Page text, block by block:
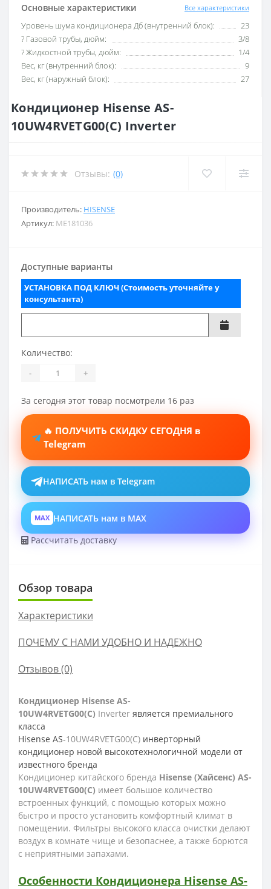
Основные характеристики Все характеристики
Уровень шума кондиционера Дб (внутренний блок):
23
? Газовой трубы, дюйм:
3/8
? Жидкостной трубы, дюйм:
1/4
Вес, кг (внутренний блок):
9
Вес, кг (наружный блок):
27
Кондиционер Hisense AS-
10UW4RVETG00(С) Inverter
Отзывы: (0)
Производитель: HISENSE
Артикул: ME181036
Доступные варианты
УСТАНОВКА ПОД КЛЮЧ (Стоимость уточняйте у
консультанта)
Количество:
- +
За сегодня этот товар посмотрели 16 раз
🔥 ПОЛУЧИТЬ СКИДКУ СЕГОДНЯ в
Telegram
НАПИСАТЬ нам в Telegram
MAX НАПИСАТЬ нам в MAX
Рассчитать доставку
Обзор товара
Характеристики
ПОЧЕМУ С НАМИ УДОБНО И НАДЕЖНО
Отзывов (0)
Кондиционер Hisense AS-
10UW4RVETG00(С) Inverter является премиального
класса
Hisense AS-10UW4RVETG00(С) инверторный
кондиционер новой высокотехнологичной модели от
известного бренда
Кондиционер китайского бренда Hisense (Хайсенс) AS-
10UW4RVETG00(С) имеет большое количество
встроенных функций, с помощью которых можно
быстро и просто установить комфортный климат в
помещении. Фильтры высокого класса очистки делают
воздух в комнате чище и безопаснее, а также борются
с неприятными запахами.
Особенности Кондиционера Hisense AS-